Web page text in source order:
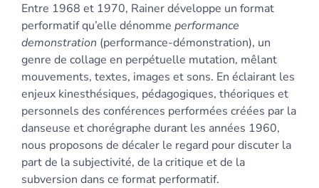
Entre 1968 et 1970, Rainer développe un format
performatif qu’elle dénomme performance
demonstration (performance-démonstration), un
genre de collage en perpétuelle mutation, mêlant
mouvements, textes, images et sons. En éclairant les
enjeux kinesthésiques, pédagogiques, théoriques et
personnels des conférences performées créées par la
danseuse et chorégraphe durant les années 1960,
nous proposons de décaler le regard pour discuter la
part de la subjectivité, de la critique et de la
subversion dans ce format performatif.